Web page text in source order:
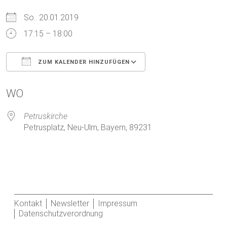
So.. 20.01.2019
17:15 – 18:00
ZUM KALENDER HINZUFÜGEN
WO
Petruskirche
Petrusplatz, Neu-Ulm, Bayern, 89231
Kontakt Newsletter
Impressum
Datenschutzverordnung